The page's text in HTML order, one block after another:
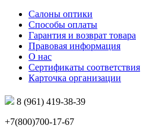
Салоны оптики
Способы оплаты
Гарантия и возврат товара
Правовая информация
О нас
Сертификаты соответствия
Карточка организации
8 (961) 419-38-39
+7(800)700-17-67